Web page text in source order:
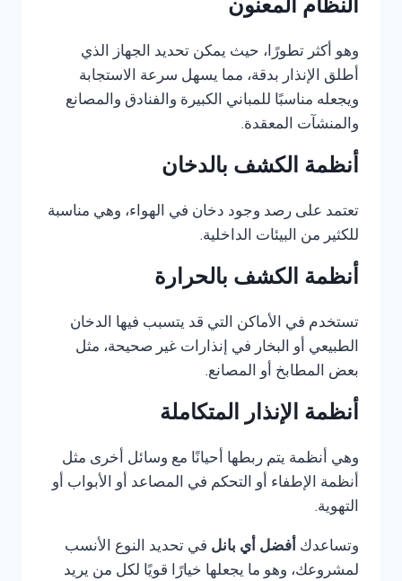
النظام المعنون
وهو أكثر تطورًا، حيث يمكن تحديد الجهاز الذي
أطلق الإنذار بدقة، مما يسهل سرعة الاستجابة
ويجعله مناسبًا للمباني الكبيرة والفنادق والمصانع
والمنشآت المعقدة.
أنظمة الكشف بالدخان
تعتمد على رصد وجود دخان في الهواء، وهي مناسبة
للكثير من البيئات الداخلية.
أنظمة الكشف بالحرارة
تستخدم في الأماكن التي قد يتسبب فيها الدخان
الطبيعي أو البخار في إنذارات غير صحيحة، مثل
بعض المطابخ أو المصانع.
أنظمة الإنذار المتكاملة
وهي أنظمة يتم ربطها أحيانًا مع وسائل أخرى مثل
أنظمة الإطفاء أو التحكم في المصاعد أو الأبواب أو
التهوية.
وتساعدك أفضل أي بانل في تحديد النوع الأنسب
لمشروعك، وهو ما يجعلها خيارًا قويًا لكل من يريد